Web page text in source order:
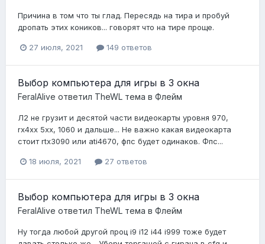
Причина в том что ты глад. Пересядь на тира и пробуй
дропать этих коников... говорят что на тире проще.
27 июля, 2021 149 ответов
Выбор компьютера для игры в 3 окна
FeralAlive ответил TheWL тема в Флейм
Л2 не грузит и десятой части видеокарты уровня 970,
rx4xx 5xx, 1060 и дальше... Не важно какая видеокарта
стоит rtx3090 или ati4670, фпс будет одинаков. Фпс...
18 июля, 2021 27 ответов
Выбор компьютера для игры в 3 окна
FeralAlive ответил TheWL тема в Флейм
Ну тогда любой другой проц i9 i12 i44 i999 тоже будет